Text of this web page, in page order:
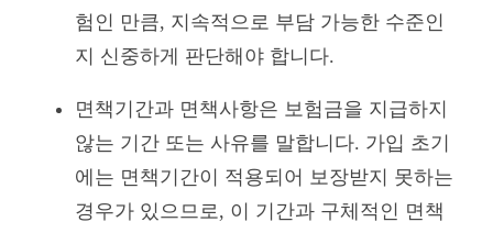
험인 만큼, 지속적으로 부담 가능한 수준인
지 신중하게 판단해야 합니다.
면책기간과 면책사항은 보험금을 지급하지
않는 기간 또는 사유를 말합니다. 가입 초기
에는 면책기간이 적용되어 보장받지 못하는
경우가 있으므로, 이 기간과 구체적인 면책